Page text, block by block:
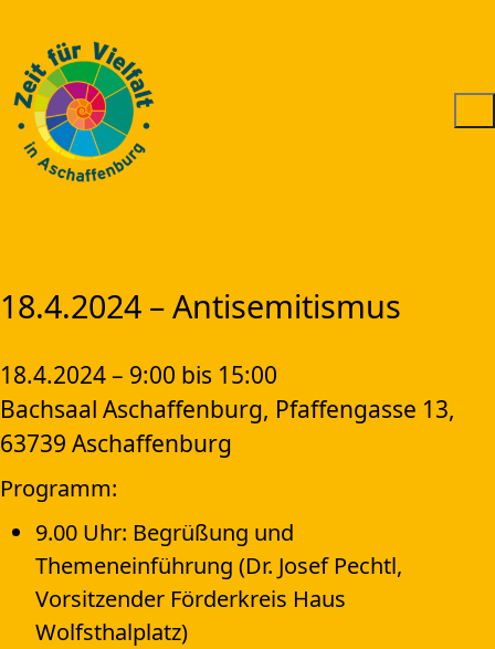
18.4.2024 – Antisemitismus
18.4.2024 – 9:00 bis 15:00
Bachsaal Aschaffenburg, Pfaffengasse 13,
63739 Aschaffenburg
Programm:
9.00 Uhr: Begrüßung und
Themeneinführung (Dr. Josef Pechtl,
Vorsitzender Förderkreis Haus
Wolfsthalplatz)